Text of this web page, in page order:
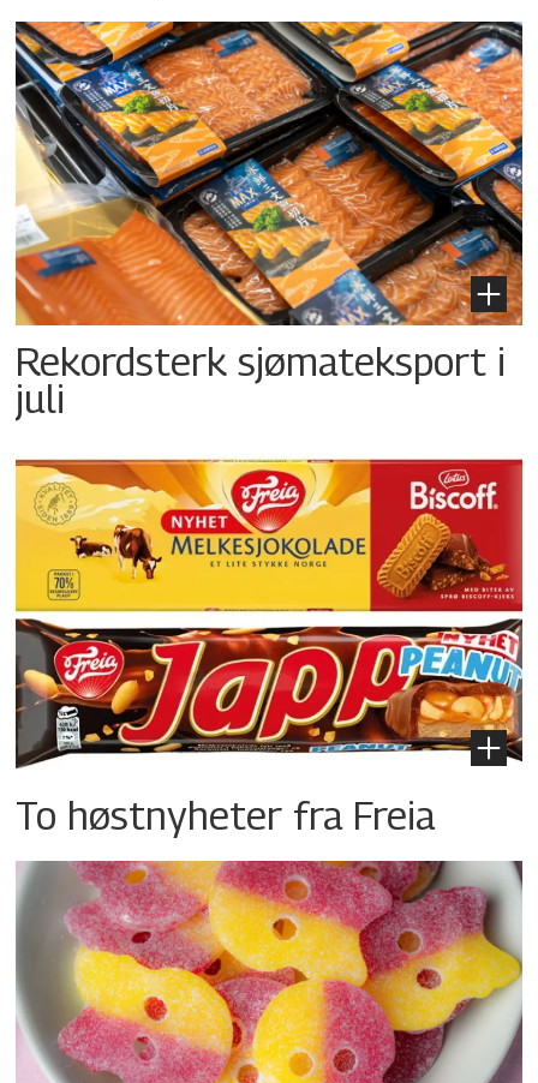
Rekordsterk sjømateksport i
juli
To høstnyheter fra Freia